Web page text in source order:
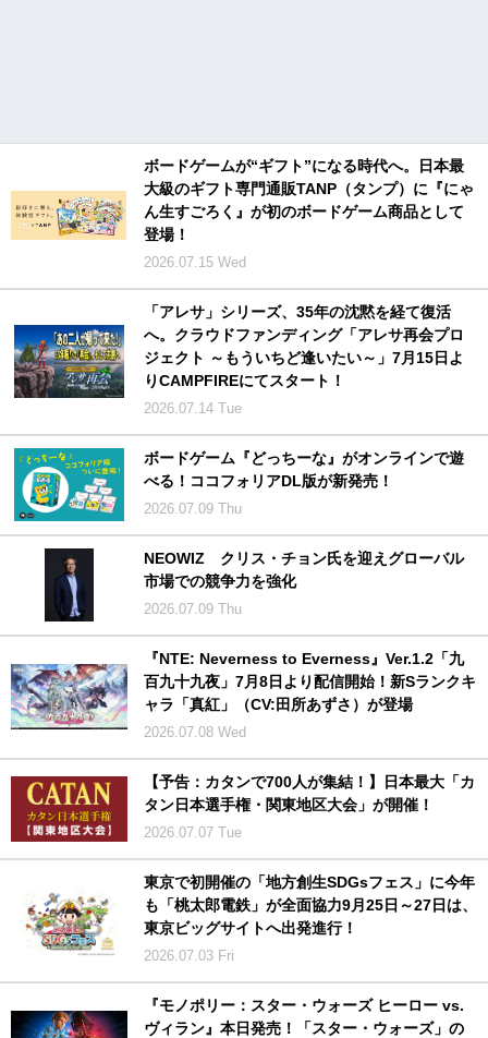
ボードゲームが“ギフト”になる時代へ。日本最
大級のギフト専門通販TANP（タンプ）に『にゃ
ん生すごろく』が初のボードゲーム商品として
登場！
2026.07.15 Wed
「アレサ」シリーズ、35年の沈黙を経て復活
へ。クラウドファンディング「アレサ再会プロ
ジェクト ～もういちど逢いたい～」7月15日よ
りCAMPFIREにてスタート！
2026.07.14 Tue
ボードゲーム『どっちーな』がオンラインで遊
べる！ココフォリアDL版が新発売！
2026.07.09 Thu
NEOWIZ クリス・チョン氏を迎えグローバル
市場での競争力を強化
2026.07.09 Thu
『NTE: Neverness to Everness』Ver.1.2「九
百九十九夜」7月8日より配信開始！新Sランクキ
ャラ「真紅」（CV:田所あずさ）が登場
2026.07.08 Wed
【予告：カタンで700人が集結！】日本最大「カ
タン日本選手権・関東地区大会」が開催！
2026.07.07 Tue
東京で初開催の「地方創生SDGsフェス」に今年
も「桃太郎電鉄」が全面協力9月25日～27日は、
東京ビッグサイトへ出発進行！
2026.07.03 Fri
『モノポリー：スター・ウォーズ ヒーロー vs.
ヴィラン』本日発売！「スター・ウォーズ」の